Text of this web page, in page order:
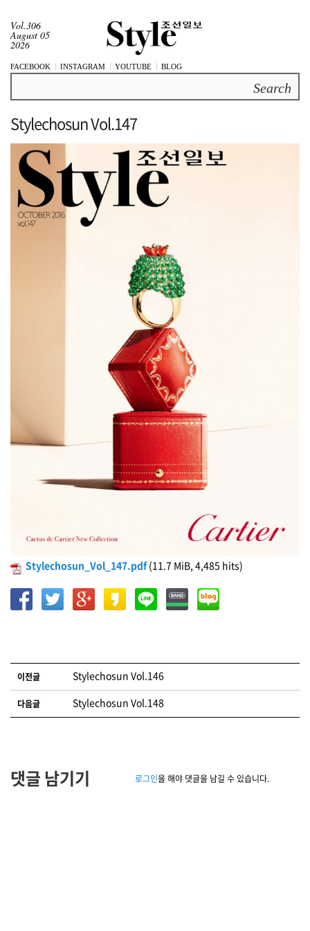
Vol.306
August 05
2026
FACEBOOK INSTAGRAM YOUTUBE BLOG
Stylechosun Vol.147
Stylechosun_Vol_147.pdf(11.7 MiB, 4,485 hits)
글 네비게이션
이전글 Stylechosun Vol.146
다음글 Stylechosun Vol.148
댓글 남기기 로그인을 해야 댓글을 남길 수 있습니다.